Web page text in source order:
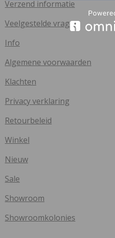
Verzend informatie
Veelgestelde vragen
Info
Algemene voorwaarden
Klachten
Privacy verklaring
Retourbeleid
Winkel
Nieuw
Sale
Showroom
Showroomkolonies